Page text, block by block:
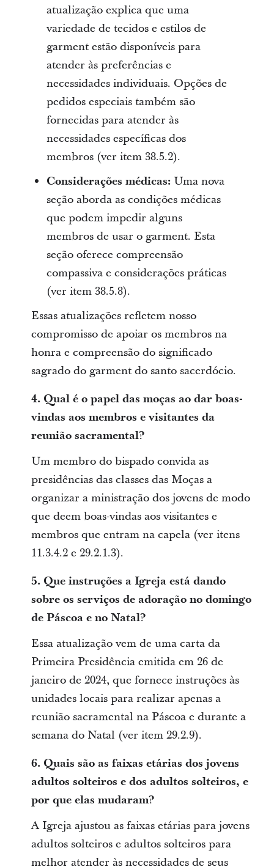
atualização explica que uma
variedade de tecidos e estilos de
garment estão disponíveis para
atender às preferências e
necessidades individuais. Opções de
pedidos especiais também são
fornecidas para atender às
necessidades específicas dos
membros (ver item 38.5.2).
Considerações médicas:Uma nova
seção aborda as condições médicas
que podem impedir alguns
membros de usar o garment. Esta
seção oferece compreensão
compassiva e considerações práticas
(ver item 38.5.8).
Essas atualizações refletem nosso
compromisso de apoiar os membros na
honra e compreensão do significado
sagrado do garment do santo sacerdócio.
4. Qual é o papel das moças ao dar boas-
vindas aos membros e visitantes da
reunião sacramental?
Um membro do bispado convida as
presidências das classes das Moças a
organizar a ministração dos jovens de modo
que deem boas-vindas aos visitantes e
membros que entram na capela (ver itens
11.3.4.2 e 29.2.1.3).
5. Que instruções a Igreja está dando
sobre os serviços de adoração no domingo
de Páscoa e no Natal?
Essa atualização vem de uma carta da
Primeira Presidência emitida em 26 de
janeiro de 2024, que fornece instruções às
unidades locais para realizar apenas a
reunião sacramental na Páscoa e durante a
semana do Natal (ver item 29.2.9).
6. Quais são as faixas etárias dos jovens
adultos solteiros e dos adultos solteiros, e
por que elas mudaram?
A Igreja ajustou as faixas etárias para jovens
adultos solteiros e adultos solteiros para
melhor atender às necessidades de seus